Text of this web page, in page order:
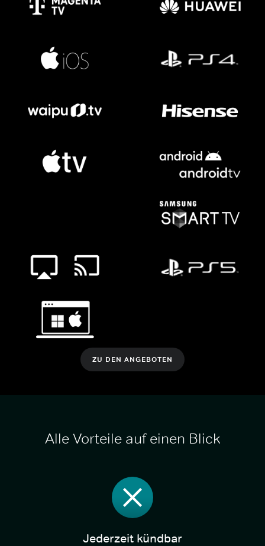
ZU DEN ANGEBOTEN
Alle Vorteile auf einen Blick
Jederzeit kündbar